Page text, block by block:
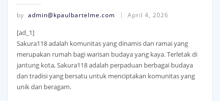
by admin@kpaulbartelme.com April 4, 2026
[ad_1]
Sakura118 adalah komunitas yang dinamis dan ramai yang
merupakan rumah bagi warisan budaya yang kaya. Terletak di
jantung kota, Sakura118 adalah perpaduan berbagai budaya
dan tradisi yang bersatu untuk menciptakan komunitas yang
unik dan beragam.